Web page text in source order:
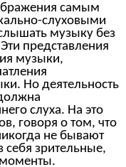
самым
слуховыми
музыку без
представления
музыки,
Но деятельность
слуха. На это
говоря о том, что
не бывают
зрительные,